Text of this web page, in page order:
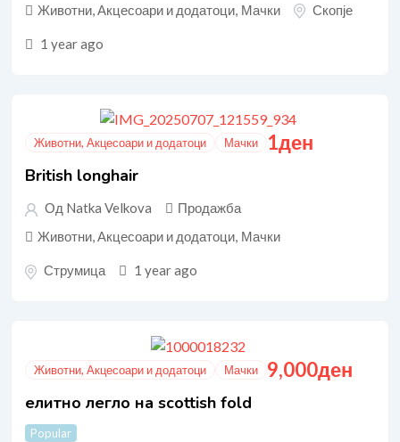
Животни, Акцесоари и додатоци Мачки Скопје
1 year ago
Животни, Акцесоари и додатоци Мачки 1ден
British longhair
Од Natka Velkova
Продажба
Животни, Акцесоари и додатоци, Мачки
Струмица 1 year ago
Животни, Акцесоари и додатоци Мачки 9,000ден
елитно легло на scottish fold
Popular